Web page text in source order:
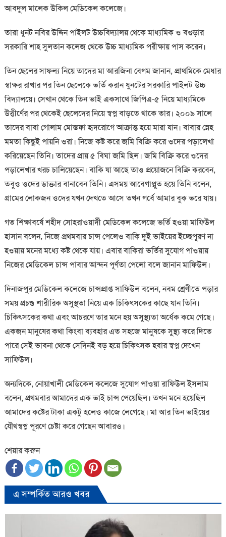
আবদুল মালেক উকিল মেডিকেল কলেজে।
তারা ধুনট নবির উদ্দিন পাইলট উচ্চবিদ্যালয় থেকে মাধ্যমিক ও বগুড়ার
সরকারি শাহ সুলতান কলেজ থেকে উচ্চ মাধ্যমিক পরীক্ষায় পাস করেন।
তিন ছেলের সাফল্য নিয়ে তাদের মা আরজিনা বেগম জানান, প্রাথমিকে মেধার
স্বাক্ষর রাখার পর তিন ছেলেকে ভর্তি করান ধুনটের সরকারি পাইলট উচ্চ
বিদ্যালয়ে। সেখান থেকে তিন ভাই একসাথে জিপিএ-৫ নিয়ে মাধ্যমিকে
উত্তীর্ণের পর থেকেই ছেলেদের নিয়ে স্বপ্ন বাড়তে থাকে তার। ২০০৯ সালে
তাদের বাবা গোলাম মোস্তফা হৃদরোগে আক্রান্ত হয়ে মারা যান। বাবার স্নেহ
মমতা কিছুই পায়নি ওরা। নিজে কষ্ট করে জমি বিক্রি করে ওদের পড়ালেখা
করিয়েছেন তিনি। তাদের প্রায় ৫ বিঘা জমি ছিল। জমি বিক্রি করে ওদের
পড়ালেখার খরচ চালিয়েছেন। বাকি যা আছে তাও প্রয়োজনে বিক্রি করবেন,
তবুও ওদের ডাক্তার বানাবেন তিনি। এসময় আবেগাপ্লুত হয়ে তিনি বলেন,
গ্রামের লোকজন ওদের যখন দেখতে আসে তখন গর্বে আমার বুক ভরে যায়।
গত শিক্ষাবর্ষে শহীদ সোহরাওয়ার্দী মেডিকেল কলেজে ভর্তি হওয়া মাফিউল
হাসান বলেন, নিজে প্রথমবার চান্স পেলেও বাকি দুই ভাইয়ের ইচ্ছেপূরণ না
হওয়ায় মনের মধ্যে কষ্ট থেকে যায়। এবার বাকিরা ভর্তির সুযোগ পাওয়ায়
নিজের মেডিকেল চান্স পাবার আন্দন পূর্ণতা পেলো বলে জানান মাফিউল।
দিনাজপুর মেডিকেল কলেজে চান্সপ্রাপ্ত সাফিউল বলেন, নবম শ্রেণীতে পড়ার
সময় প্রচণ্ড শারীরিক অসুস্থতা নিয়ে এক চিকিৎসকের কাছে যান তিনি।
চিকিৎসকের কথা এবং আচরণে তার মনে হয় অসুস্থ্যতা অর্ধেক কমে গেছে।
একজন মানুষের কথা কিংবা ব্যবহার এত সহজে মানুষকে সুস্থ্য করে দিতে
পারে সেই ভাবনা থেকে সেদিনই বড় হয়ে চিকিৎসক হবার স্বপ্ন দেখেন
সাফিউল।
অন্যদিকে, নোয়াখালী মেডিকেল কলেজে সুযোগ পাওয়া রাফিউল ইসলাম
বলেন, প্রথমবার আমাদের এক ভাই চান্স পেয়েছিল। তখন মনে হয়েছিল
আমাদের কষ্টের টাকা একটু হলেও কাজে লেগেছে। মা আর তিন ভাইয়ের
যৌথস্বপ্ন পূরণে চেষ্টা করে গেছেন আবারও।
শেয়ার করুন
এ সম্পর্কিত আরও খবর